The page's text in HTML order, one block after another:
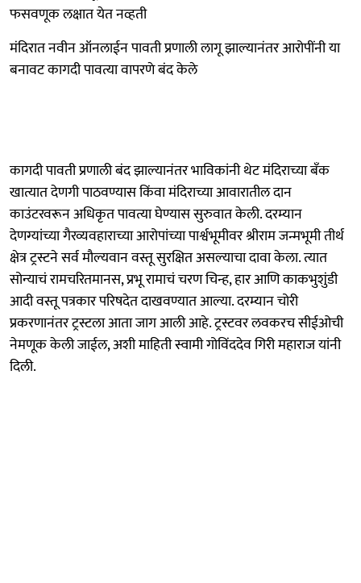
फसवणूक लक्षात येत नव्हती
मंदिरात नवीन ऑनलाईन पावती प्रणाली लागू झाल्यानंतर आरोपींनी या
बनावट कागदी पावत्या वापरणे बंद केले
कागदी पावती प्रणाली बंद झाल्यानंतर भाविकांनी थेट मंदिराच्या बँक
खात्यात देणगी पाठवण्यास किंवा मंदिराच्या आवारातील दान
काउंटरवरून अधिकृत पावत्या घेण्यास सुरुवात केली. दरम्यान
देणग्यांच्या गैरव्यवहाराच्या आरोपांच्या पार्श्वभूमीवर श्रीराम जन्मभूमी तीर्थ
क्षेत्र ट्रस्टने सर्व मौल्यवान वस्तू सुरक्षित असल्याचा दावा केला. त्यात
सोन्याचं रामचरितमानस, प्रभू रामाचं चरण चिन्ह, हार आणि काकभुशुंडी
आदी वस्तू पत्रकार परिषदेत दाखवण्यात आल्या. दरम्यान चोरी
प्रकरणानंतर ट्रस्टला आता जाग आली आहे. ट्रस्टवर लवकरच सीईओची
नेमणूक केली जाईल, अशी माहिती स्वामी गोविंददेव गिरी महाराज यांनी
दिली.